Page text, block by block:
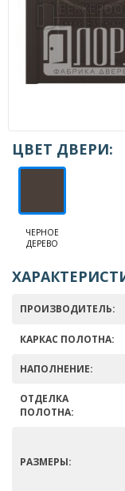
ЦВЕТ ДВЕРИ:
ЧЕРНОЕ
ДЕРЕВО
ПРОИЗВОДИТЕЛЬ:
КАРКАС ПОЛОТНА:
НАПОЛНЕНИЕ:
ОТДЕЛКА
ПОЛОТНА:
РАЗМЕРЫ: